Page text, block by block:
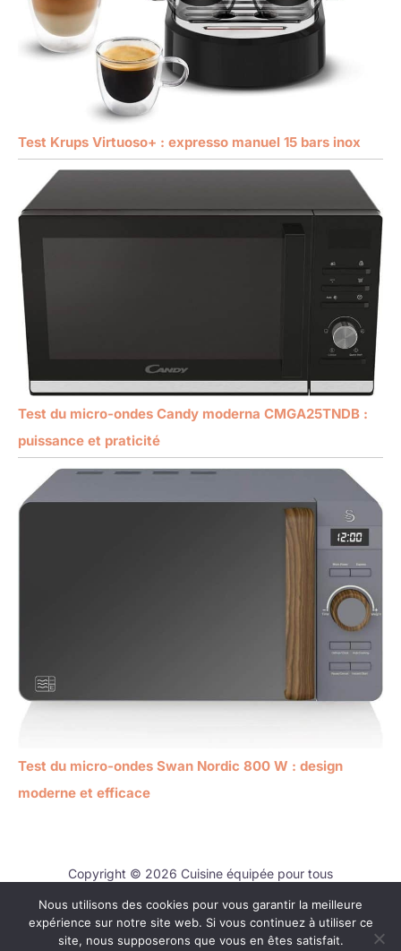
Test Krups Virtuoso+ : expresso manuel 15 bars inox
Test du micro-ondes Candy moderna CMGA25TNDB :
puissance et praticité
Test du micro-ondes Swan Nordic 800 W : design
moderne et efficace
Copyright © 2026 Cuisine équipée pour tous
Contact
Mentions légales
Nous utilisons des cookies pour vous garantir la meilleure
expérience sur notre site web. Si vous continuez à utiliser ce
site, nous supposerons que vous en êtes satisfait.